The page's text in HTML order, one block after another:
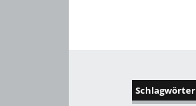
Schlagwörter